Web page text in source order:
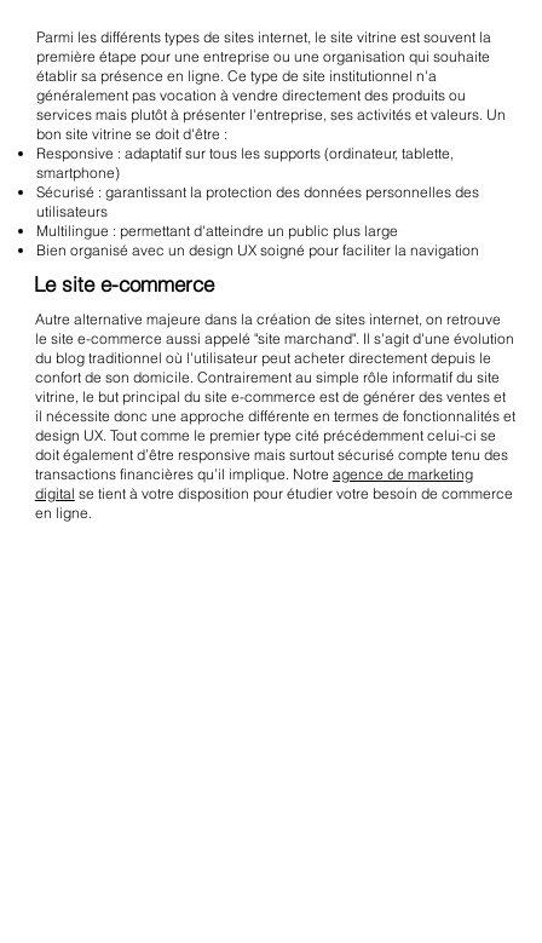
Parmi les différents types de sites internet, le site vitrine est souvent la
première étape pour une entreprise ou une organisation qui souhaite
établir sa présence en ligne. Ce type de site institutionnel n'a
généralement pas vocation à vendre directement des produits ou
services mais plutôt à présenter l'entreprise, ses activités et valeurs. Un
bon site vitrine se doit d'être :
Responsive : adaptatif sur tous les supports (ordinateur, tablette,
smartphone)
Sécurisé : garantissant la protection des données personnelles des
utilisateurs
Multilingue : permettant d'atteindre un public plus large
Bien organisé avec un design UX soigné pour faciliter la navigation
Le site e-commerce
Autre alternative majeure dans la création de sites internet, on retrouve
le site e-commerce aussi appelé "site marchand". Il s'agit d'une évolution
du blog traditionnel où l'utilisateur peut acheter directement depuis le
confort de son domicile. Contrairement au simple rôle informatif du site
vitrine, le but principal du site e-commerce est de générer des ventes et
il nécessite donc une approche différente en termes de fonctionnalités et
design UX. Tout comme le premier type cité précédemment celui-ci se
doit également d’être responsive mais surtout sécurisé compte tenu des
transactions financières qu’il implique. Notre agence de marketing
digital se tient à votre disposition pour étudier votre besoin de commerce
en ligne.